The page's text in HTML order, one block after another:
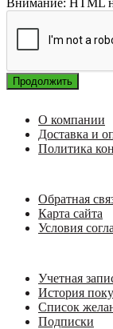
Внимание: HTML
Продолжить
О компании
Доставка и
Политика
Обратная
Карта сайта
Условия
Учетная
История
Список
Подписки